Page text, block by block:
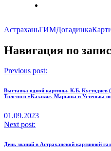
АстраханьГИМДогадинка
Навигация по
Previous post:
Выставка одной картины. К.Б. Кустодиев
Толстого «Казаки». Марьяна и Устенька
01.09.2023
Next post:
День знаний в Астраханской картинной